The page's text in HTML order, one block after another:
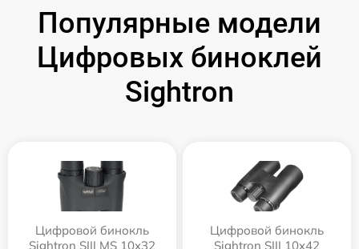
Популярные модели
Цифровых биноклей
Sightron
Цифровой бинокль
Sightron SIII MS 10x32
Цифровой бинокль
Sightron SIII 10x42